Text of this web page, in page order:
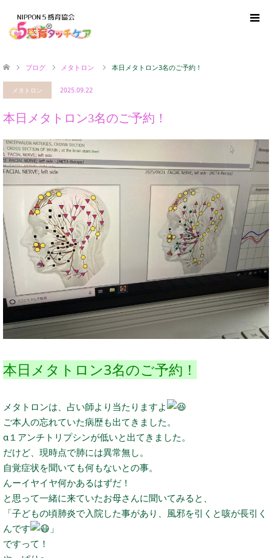
ブログ メタトロン 本日メタトロン3名のご予約！
メタトロン 2025.09.22
本日メタトロン3名のご予約！
本日メタトロン3名のご予約！
メタトロンは、占い師より当たりますよ
ご本人の忘れていた病歴も出てきました。
α１アンチトリプシンが低いと出てきました。
だけど、現時点で肺には異常無し。
自覚症状を聞いても何もないとの事。
んーイヤイヤ何かあるはずだ！
と思って一緒に来ていたお母さんに聞いてみると、
「子どもの頃肺炎で入院した事があり、風邪を引くと咳が長引く
んです
」
ですって！